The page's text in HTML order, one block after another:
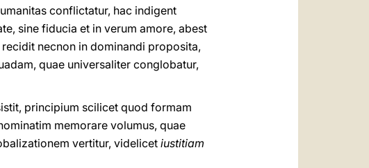
conflictatur, hac indigent
sine fiducia et in verum amore, abest
necnon in dominandi proposita,
quae universaliter conglobatur,
principium scilicet quod formam
memorare volumus, quae
vertitur, videlicet iustitiam